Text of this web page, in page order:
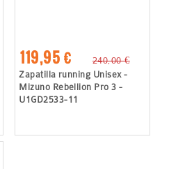
119,95 €
240,00 €
Zapatilla running Unisex -
Mizuno Rebellion Pro 3 -
U1GD2533-11